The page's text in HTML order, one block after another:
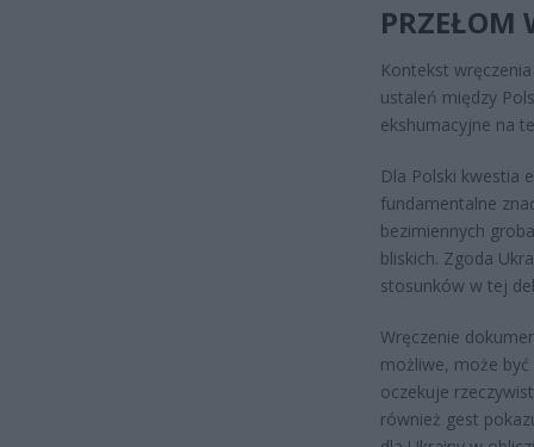
PRZEŁOM
Kontekst
ustaleń między
ekshumacyjne na
Dla Polski kwestia
fundamentalne
bezimiennych
bliskich. Zgoda
stosunków w tej
Wręczenie
możliwe, może
oczekuje
również gest